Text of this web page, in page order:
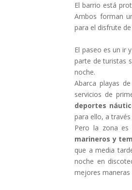
El barrio está
Ambos forman
para el disfrute
El paseo es un ir
parte de turistas
noche.
Abarca playas
servicios de
deportes
para ello, a
Pero la zona es
marineros y
que a media
noche en
mejores